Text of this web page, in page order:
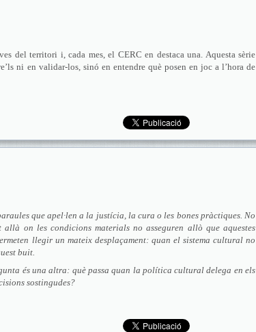
del territori i, cada mes, el CERC en destaca una. Aquesta sèrie
ni en validar-los, sinó en entendre què posen en joc a l’hora de
que apel·len a la justícia, la cura o les bones pràctiques. No
on les condicions materials no asseguren allò que aquestes
llegir un mateix desplaçament: quan el sistema cultural no
buit.
és una altra: què passa quan la política cultural delega en els
sostingudes?